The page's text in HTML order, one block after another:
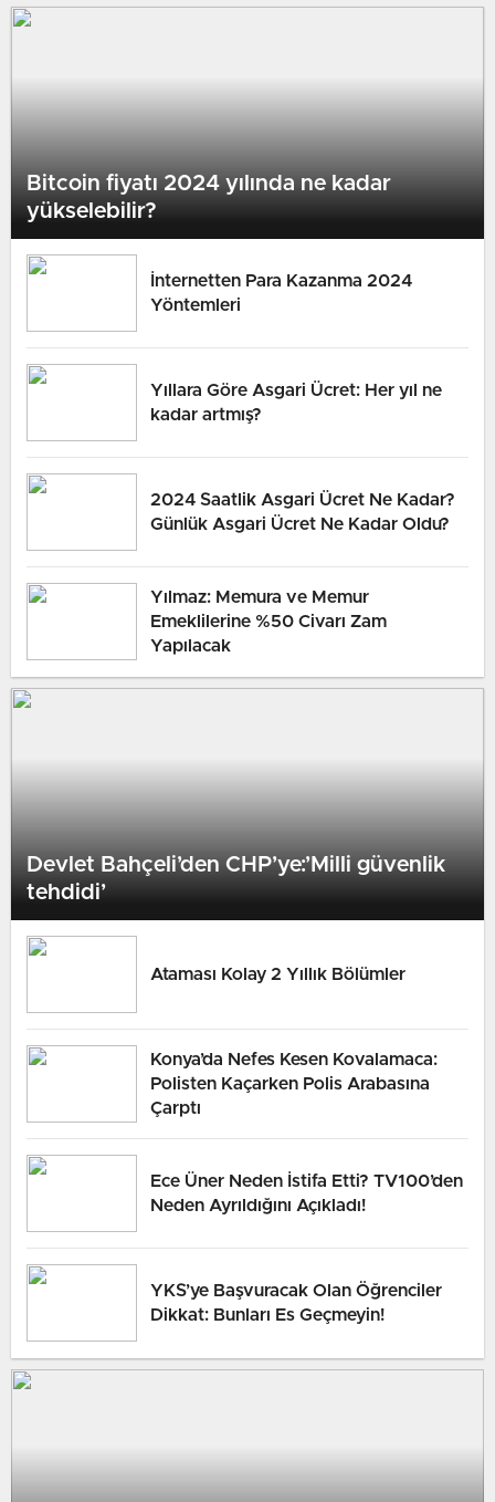
Bitcoin fiyatı 2024 yılında ne kadar
yükselebilir?
İnternetten Para Kazanma 2024
Yöntemleri
Yıllara Göre Asgari Ücret: Her yıl ne
kadar artmış?
2024 Saatlik Asgari Ücret Ne Kadar?
Günlük Asgari Ücret Ne Kadar Oldu?
Yılmaz: Memura ve Memur
Emeklilerine %50 Civarı Zam
Yapılacak
Devlet Bahçeli’den CHP’ye:’Milli güvenlik
tehdidi’
Ataması Kolay 2 Yıllık Bölümler
Konya’da Nefes Kesen Kovalamaca:
Polisten Kaçarken Polis Arabasına
Çarptı
Ece Üner Neden İstifa Etti? TV100’den
Neden Ayrıldığını Açıkladı!
YKS’ye Başvuracak Olan Öğrenciler
Dikkat: Bunları Es Geçmeyin!